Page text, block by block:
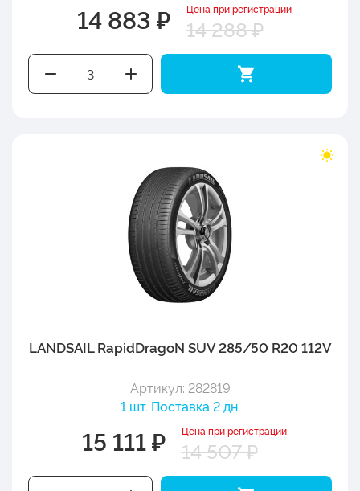
14 883 ₽ Цена при регистрации
14 288 ₽
LANDSAIL RapidDragoN SUV 285/50 R20 112V
Артикул: 282819
1 шт. Поставка 2 дн.
15 111 ₽ Цена при регистрации
14 507 ₽